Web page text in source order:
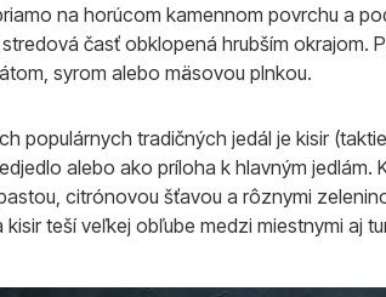
na horúcom kamennom povrchu a
časť obklopená hrubším okrajom.
syrom alebo mäsovou plnkou.
populárnych tradičných jedál je kisir
alebo ako príloha k hlavným jedlám.
citrónovou šťavou a rôznymi
kisir teší veľkej obľube medzi miestnymi aj